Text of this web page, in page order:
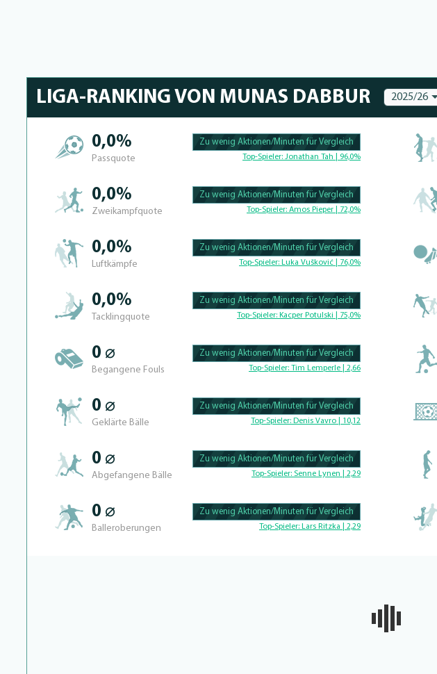
LIGA-RANKING VON MUNAS DABBUR 2025/26
0,0%
Passquote
100.39682539683% Complete
Zu wenig Aktionen/Minuten für Vergleich
Top-Spieler: Jonathan Tah | 96,0%
0,0%
Zweikampfquote
100.390625% Complete
Zu wenig Aktionen/Minuten für Vergleich
Top-Spieler: Amos Pieper | 72,0%
0,0%
Luftkämpfe
100.41493775934% Complete
Zu wenig Aktionen/Minuten für Vergleich
Top-Spieler: Luka Vušković | 76,0%
0,0%
Tacklingquote
100.39682539683% Complete
Zu wenig Aktionen/Minuten für Vergleich
Top-Spieler: Kacper Potulski | 75,0%
0 ⌀
Begangene Fouls
100.4% Complete
Zu wenig Aktionen/Minuten für Vergleich
Top-Spieler: Tim Lemperle | 2,66
0 ⌀
Geklärte Bälle
100.46728971963% Complete
Zu wenig Aktionen/Minuten für Vergleich
Top-Spieler: Denis Vavro | 10,12
0 ⌀
Abgefangene Bälle
100.43859649123% Complete
Zu wenig Aktionen/Minuten für Vergleich
Top-Spieler: Senne Lynen | 2,29
0 ⌀
Balleroberungen
100.40650406504% Complete
Zu wenig Aktionen/Minuten für Vergleich
Top-Spieler: Lars Ritzka | 2,29